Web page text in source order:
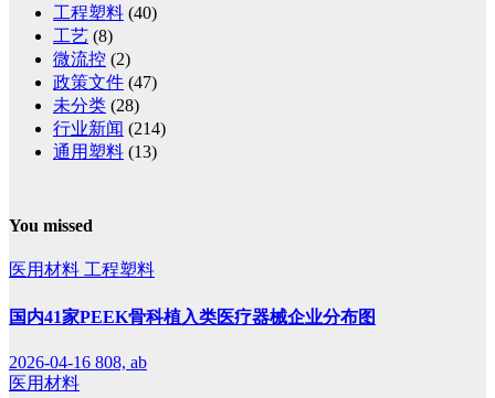
工程塑料 (40)
工艺 (8)
微流控 (2)
政策文件 (47)
未分类 (28)
行业新闻 (214)
通用塑料 (13)
You missed
医用材料 工程塑料
国内41家PEEK骨科植入类医疗器械企业分布图
2026-04-16 808, ab
医用材料